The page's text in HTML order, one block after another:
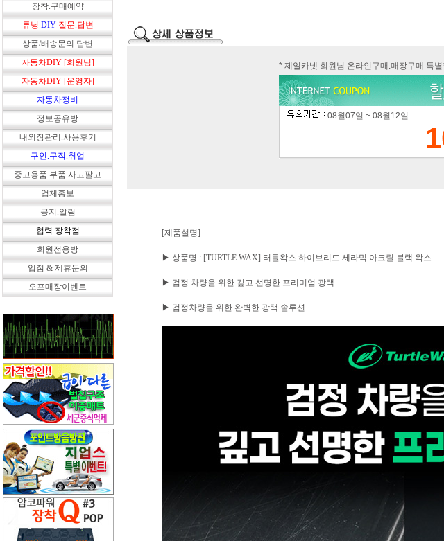
장착.구매예약
튜닝 DIY 질문.답변
상품/배송문의.답변
자동차DIY [회원님]
자동차DIY [운영자]
자동차정비
정보공유방
내외장관리.사용후기
구인.구직.취업
중고용품.부품 사고팔고
업체홍보
공지.알림
협력 장착점
회원전용방
입점 & 제휴문의
오프매장이벤트
* 제일카넷 회원님 온라인구매.매장구매 특
08월07일 ~ 08월12일
[제품설명]
▶ 상품명 : [TURTLE WAX] 터틀왁스 하이브리드 세라믹 아크릴 블랙 왁스
▶ 검정 차량을 위한 깊고 선명한 프리미엄 광택.
▶ 검정차량을 위한 완벽한 광택 솔루션